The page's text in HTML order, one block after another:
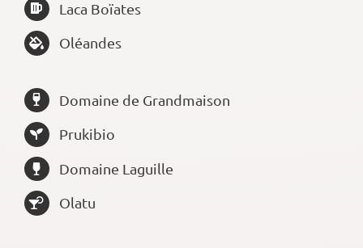
Laca Boïates
Oléandes
Domaine de Grandmaison
Prukibio
Domaine Laguille
Olatu